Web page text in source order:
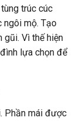
trúc cúc
ngôi mộ. Tạo
gũi. Vì thế hiện
lựa chọn để
Phần mái được